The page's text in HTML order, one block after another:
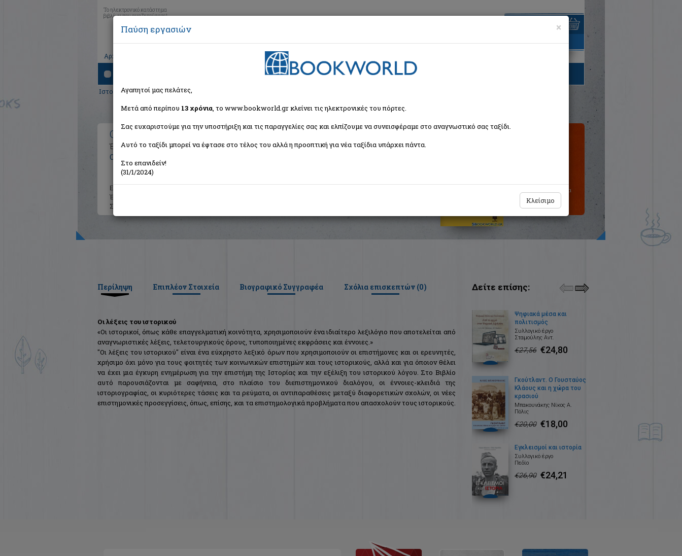
Το ηλεκτρονικό κατάστημα
βιβλίων που αναζητούσατε!
Αρχική
είναι άδειο
Ιστορία> Οι λέξεις του ιστορικού
Οι λέξεις του ιστορικού
Έννοιες-κλειδιά στη μελέτη της ιστορίας
Offenstadt Nicolas
Εκδότης:
Έτος:
Σελίδες:
Δεν υπάρχει δυνατότητα
παραγγελίας
Περίληψη Επιπλέον Στοιχεία Βιογραφικό Συγγραφέα Σχόλια επισκεπτών (0)
Οι λέξεις του ιστορικού
«Οι ιστορικοί, όπως κάθε επαγγελματική κοινότητα, χρησιμοποιούν ένα ιδιαίτερο λεξιλόγιο που αποτελείται από
αναγνωριστικές λέξεις, τελετουργικούς όρους, τυποποιημένες εκφράσεις και έννοιες.»
"Οι λέξεις του ιστορικού" είναι ένα εύχρηστο λεξικό όρων που χρησιμοποιούν οι επιστήμονες και οι ερευνητές,
χρήσιμο όχι μόνο για τους φοιτητές των κοινωνικών επιστημών και τους ιστορικούς, αλλά και για όποιον θέλει
να έχει μια έγκυρη ενημέρωση για την επιστήμη της Ιστορίας και την εξέλιξη του ιστορικού λόγου. Στο Βιβλίο
αυτό παρουσιάζονται με σαφήνεια, στο πλαίσιο του διεπιστημονικού διαλόγου, οι έννοιες-κλειδιά της
ιστοριογραφίας, οι κυριότερες τάσεις και τα ρεύματα, οι αντιπαραθέσεις μεταξύ διαφορετικών σχολών, οι νέες
επιστημονικές προσεγγίσεις, όπως, επίσης, και τα επιστημολογικά προβλήματα που απασχολούν τους ιστορικούς.
Δείτε επίσης:
Ψηφιακά μέσα και
πολιτισμός
Συλλογικό έργο
Σταμούλης Αντ.
€27,56 €24,80
Γκούτλαντ. Ο Γουσταύος
Κλάους και η χώρα του
κρασιού
Μπακουνάκης Νίκος Α.
Πόλις
€20,00 €18,00
Εγκλεισμοί και ιστορία
Συλλογικό έργο
Πεδίο
€26,90 €24,21
×
Παύση εργασιών
Αγαπητοί μας πελάτες,
Μετά από περίπου 13 χρόνια, το www.bookworld.gr κλείνει τις ηλεκτρονικές του πόρτες.
Σας ευχαριστούμε για την υποστήριξη και τις παραγγελίες σας και ελπίζουμε να συνεισφέραμε στο αναγνωστικό σας ταξίδι.
Αυτό το ταξίδι μπορεί να έφτασε στο τέλος του αλλά η προοπτική για νέα ταξίδια υπάρχει πάντα.
Στο επανιδείν!
(31/1/2024)
Κλείσιμο